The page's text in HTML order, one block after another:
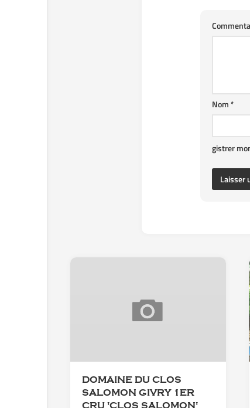
Nom*
gistrer
DOMAINE DU CLOS
SALOMON GIVRY 1ER
CRU 'CLOS SALOMON'